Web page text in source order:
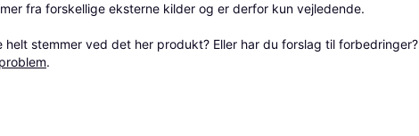
fra forskellige eksterne kilder og er derfor kun vejledende.
stemmer ved det her produkt? Eller har du forslag til forbedringer?
.